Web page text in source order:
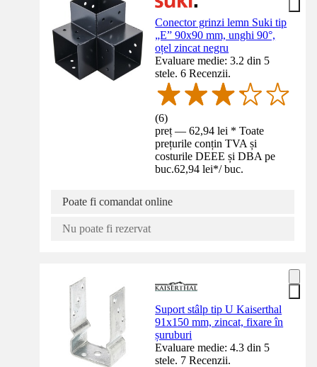
Conector grinzi lemn Suki tip
„E” 90x90 mm, unghi 90°,
oțel zincat negru
Evaluare medie: 3.2 din 5
stele. 6 Recenzii.
(6)
preț — 62,94 lei * Toate
prețurile conțin TVA și
costurile DEEE și DBA pe
buc.62,94 lei*/ buc.
Poate fi comandat online
Nu poate fi rezervat
Suport stâlp tip U Kaiserthal
91x150 mm, zincat, fixare în
șuruburi
Evaluare medie: 4.3 din 5
stele. 7 Recenzii.